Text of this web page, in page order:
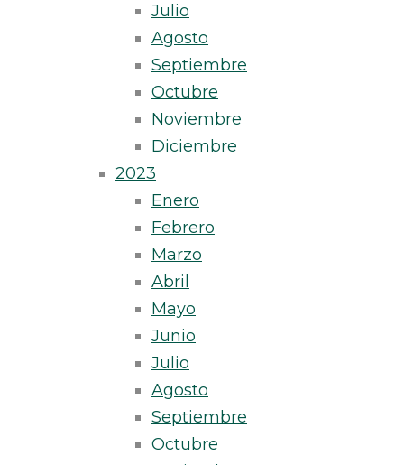
Julio
Agosto
Septiembre
Octubre
Noviembre
Diciembre
2023
Enero
Febrero
Marzo
Abril
Mayo
Junio
Julio
Agosto
Septiembre
Octubre